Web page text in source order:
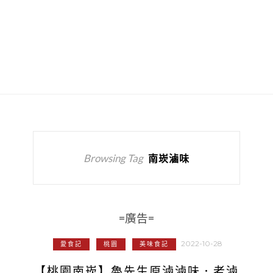
Browsing Tag 南崁滷味
=廣告=
愛食記 桃園 美味食記 2022-10-28